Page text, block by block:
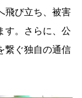
飛び立ち、被害
す。さらに、公
繋ぐ独自の通信